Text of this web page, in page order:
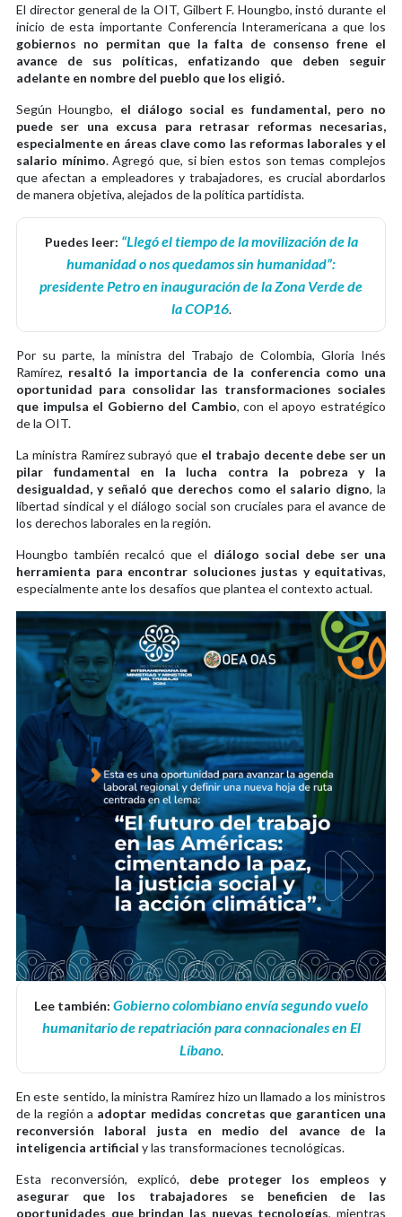
El director general de la OIT, Gilbert F. Houngbo, instó durante el
inicio de esta importante Conferencia Interamericana a que los
gobiernos no permitan que la falta de consenso frene el
avance de sus políticas, enfatizando que deben seguir
adelante en nombre del pueblo que los eligió.
Según Houngbo, el diálogo social es fundamental, pero no
puede ser una excusa para retrasar reformas necesarias,
especialmente en áreas clave como las reformas laborales y el
salario mínimo. Agregó que, si bien estos son temas complejos
que afectan a empleadores y trabajadores, es crucial abordarlos
de manera objetiva, alejados de la política partidista.
Puedes leer: “Llegó el tiempo de la movilización de la
humanidad o nos quedamos sin humanidad”:
presidente Petro en inauguración de la Zona Verde de
la COP16.
Por su parte, la ministra del Trabajo de Colombia, Gloria Inés
Ramírez, resaltó la importancia de la conferencia como una
oportunidad para consolidar las transformaciones sociales
que impulsa el Gobierno del Cambio, con el apoyo estratégico
de la OIT.
La ministra Ramírez subrayó que el trabajo decente debe ser un
pilar fundamental en la lucha contra la pobreza y la
desigualdad, y señaló que derechos como el salario digno, la
libertad sindical y el diálogo social son cruciales para el avance de
los derechos laborales en la región.
Houngbo también recalcó que el diálogo social debe ser una
herramienta para encontrar soluciones justas y equitativas,
especialmente ante los desafíos que plantea el contexto actual.
Lee también: Gobierno colombiano envía segundo vuelo
humanitario de repatriación para connacionales en El
Líbano.
En este sentido, la ministra Ramírez hizo un llamado a los ministros
de la región a adoptar medidas concretas que garanticen una
reconversión laboral justa en medio del avance de la
inteligencia artificial y las transformaciones tecnológicas.
Esta reconversión, explicó, debe proteger los empleos y
asegurar que los trabajadores se beneficien de las
oportunidades que brindan las nuevas tecnologías, mientras